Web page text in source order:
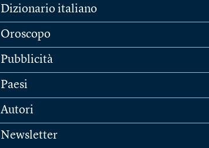
Dizionario italiano
Oroscopo
Pubblicità
Paesi
Autori
Newsletter